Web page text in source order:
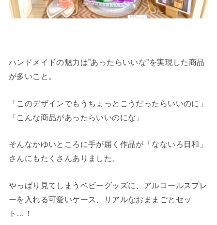
ハンドメイドの魅力は”あったらいいな”を実現した商品
が多いこと。
「このデザインでもうちょっとこうだったらいいのに」
「こんな商品があったらいいのにな」
そんなかゆいところに手が届く作品が「なないろ日和」
さんにもたくさんありました。
やっぱり見てしまうベビーグッズに、アルコールスプレ
ーを入れる可愛いケース、リアルなおままごとセッ
ト…！